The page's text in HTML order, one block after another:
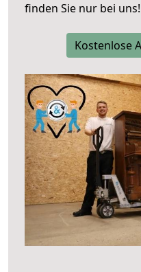
finden Sie nur bei uns!
Kostenlose